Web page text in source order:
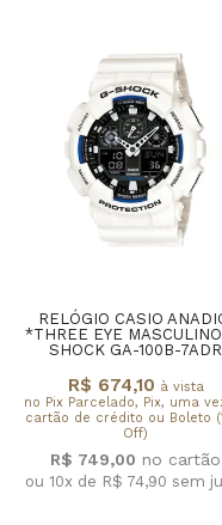
RELÓGIO CASIO
*THREE EYE
SHOCK GA-100B-7ADR
R$ 674,10 à vista
no Pix Parcelado, Pix, uma
cartão de crédito ou Boleto
Off)
R$ 749,00
ou 10x de R$ 74,90 sem